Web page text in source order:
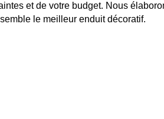
et de votre budget. Nous
le meilleur enduit décoratif.